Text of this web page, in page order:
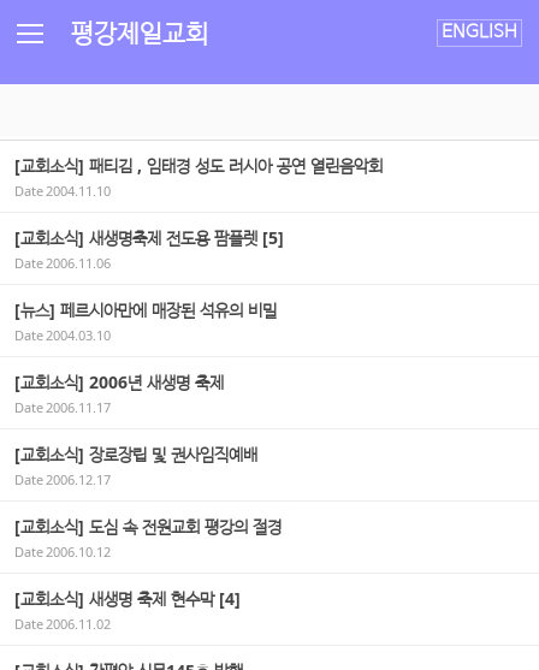
평강제일교회 ENGLISH
[교회소식] 패티김 , 임태경 성도 러시아 공연 열린음악회
Date2004.11.10
[교회소식] 새생명축제 전도용 팜플렛 [5]
Date2006.11.06
[뉴스] 페르시아만에 매장된 석유의 비밀
Date2004.03.10
[교회소식] 2006년 새생명 축제
Date2006.11.17
[교회소식] 장로장립 및 권사임직예배
Date2006.12.17
[교회소식] 도심 속 전원교회 평강의 절경
Date2006.10.12
[교회소식] 새생명 축제 현수막 [4]
Date2006.11.02